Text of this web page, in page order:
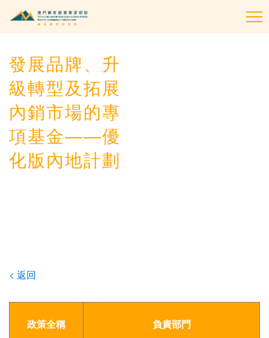
發展品牌、升
級轉型及拓展
內銷市場的專
項基金——優
化版內地計劃
< 返回
政策全稱 負責部門